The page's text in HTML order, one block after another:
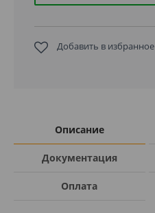
Добавить в избранное
Описание
Документация
Оплата